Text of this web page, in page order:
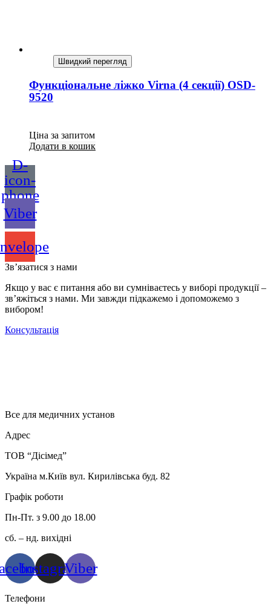
Швидкий перегляд
Функціональне ліжко Virna (4 секції) OSD-
9520
Ціна за запитом
Додати в кошик
D-
icon-
phone
Viber
Зв’язатися з нами
Якщо у вас є питання або ви сумніваєтесь у виборі продукції –
зв’яжіться з нами. Ми завжди підкажемо і допоможемо з
вибором!
Консультація
Все для медичних установ
Адрес
ТОВ “Дісімед”
Україна м.Київ вул. Кирилівська буд. 82
Графік роботи
Пн-Пт. з 9.00 до 18.00
сб. – нд. вихідні
InstagramViber
Телефони